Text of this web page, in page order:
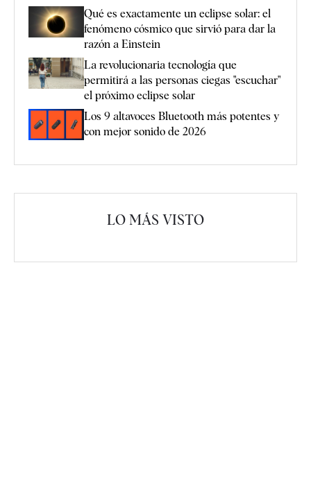
Qué es exactamente un eclipse solar: el
fenómeno cósmico que sirvió para dar la
razón a Einstein
La revolucionaria tecnología que
permitirá a las personas ciegas "escuchar"
el próximo eclipse solar
Los 9 altavoces Bluetooth más potentes y
con mejor sonido de 2026
LO MÁS VISTO